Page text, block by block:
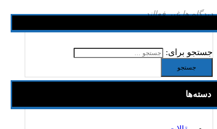
دیدگاه ها غیر فعالند
جستجو برای:
دسته‌ها